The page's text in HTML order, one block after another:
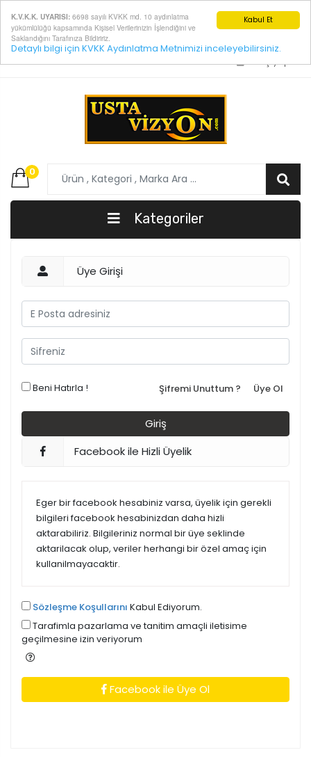
Kabul Et
K.V.K.K. UYARISI: 6698 sayılı KVKK md. 10 aydınlatma
yükümlülüğü kapsamında Kişisel Verilerinizin İşlendiğini ve
Saklandığını Tarafınıza Bildiririz.
Detaylı bilgi için KVKK Aydınlatma Metnimizi inceleyebilirsiniz.
Giriş yap
0
Kategoriler
Üye Girişi
Beni Hatırla ! Üye Ol
Şifremi Unuttum ?
Facebook ile Hizli Üyelik
Eger bir facebook hesabiniz varsa, üyelik için gerekli
bilgileri facebook hesabinizdan daha hizli
aktarabiliriz. Bilgileriniz normal bir üye seklinde
aktarilacak olup, veriler herhangi bir özel amaç için
kullanilmayacaktir.
Sözleşme Koşullarını Kabul Ediyorum.
Tarafimla pazarlama ve tanitim amaçli iletisime
geçilmesine izin veriyorum
Facebook ile Üye Ol